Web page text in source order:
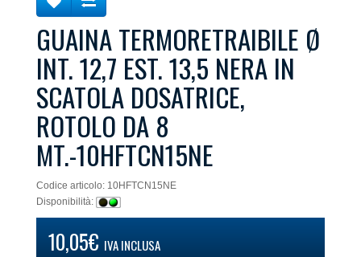
GUAINA TERMORETRAIBILE Ø
INT. 12,7 EST. 13,5 NERA IN
SCATOLA DOSATRICE,
ROTOLO DA 8
MT.-10HFTCN15NE
Codice articolo: 10HFTCN15NE
Disponibilità:
10,05€ IVA INCLUSA